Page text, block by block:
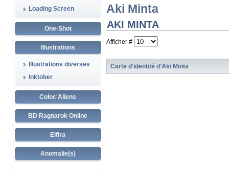
Loading Screen
One-Shot
Illustrations
Illustrations diverses
Inktober
Coloc'Aliens
BD Ragnarok Online
Elfira
Anomalie(s)
Aki Minta
AKI MINTA
Afficher #
Carte d'identité d'Aki Minta